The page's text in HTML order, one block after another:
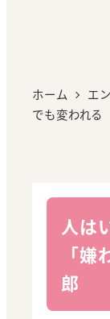
ホーム エ
でも変われ
人は
「
郎